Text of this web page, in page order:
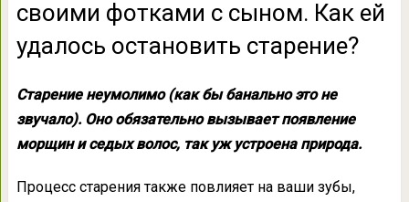
своими фотками с сыном. Как ей
удалось остановить старение?
Старение неумолимо (как бы банально это не
звучало). Оно обязательно вызывает появление
морщин и седых волос, так уж устроена природа.
Процесс старения также повлияет на ваши зубы,